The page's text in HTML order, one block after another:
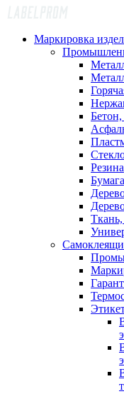
Маркировка
Резина
Ткань,